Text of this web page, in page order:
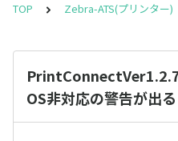
TOP Zebra-ATS(プリンター)
OS非対応の警告が出る